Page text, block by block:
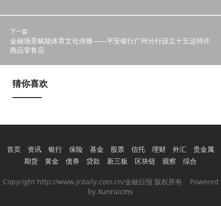
下一篇
金融场景赋能体育文化传播——平安银行广州分行设立十五运特许
商品零售店
猜你喜欢
首页 资讯 银行 保险 基金 股票 信托 理财 外汇
贵金属
期货
黄金 债券 贷款 新三板 区块链 观察 综合
Copyright http://www.jrdaily.com.cn/金融日报 版权所有 Powered
by Xunruicms